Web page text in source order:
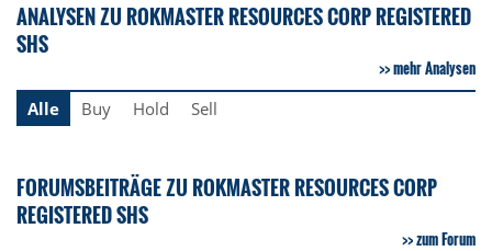
ANALYSEN ZU ROKMASTER RESOURCES CORP REGISTERED
SHS
mehr Analysen
Alle
Buy Hold Sell
FORUMSBEITRÄGE ZU ROKMASTER RESOURCES CORP
REGISTERED SHS
zum Forum